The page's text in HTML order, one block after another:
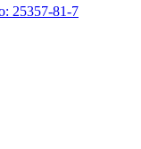
25357-81-7